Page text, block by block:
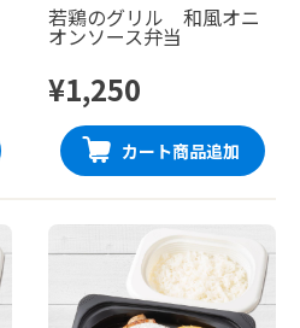
若鶏のグリル 和風オニ
オンソース弁当
¥1,250
カート商品追加